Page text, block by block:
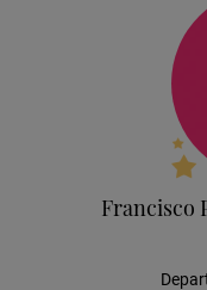
Francisco